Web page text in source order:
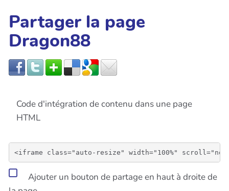
Partager la page
Dragon88
Code d'intégration de contenu dans une page
HTML
Ajouter un bouton de partage en haut à droite de